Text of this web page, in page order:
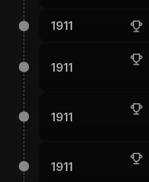
1911
1911
1911
1911